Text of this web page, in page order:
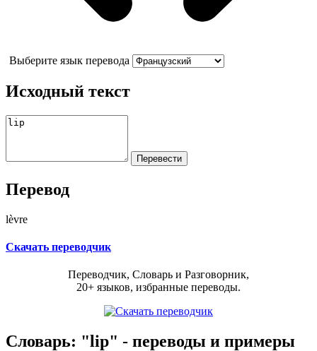
Выберите язык перевода
Исходный текст
Перевод
lèvre
Скачать переводчик
Переводчик, Словарь и Разговорник,
20+ языков, избранные переводы.
Словарь: "lip" - переводы и примеры